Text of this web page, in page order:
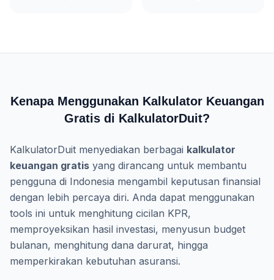
Kenapa Menggunakan Kalkulator Keuangan
Gratis di KalkulatorDuit?
KalkulatorDuit menyediakan berbagai kalkulator
keuangan gratis yang dirancang untuk membantu
pengguna di Indonesia mengambil keputusan finansial
dengan lebih percaya diri. Anda dapat menggunakan
tools ini untuk menghitung cicilan KPR,
memproyeksikan hasil investasi, menyusun budget
bulanan, menghitung dana darurat, hingga
memperkirakan kebutuhan asuransi.